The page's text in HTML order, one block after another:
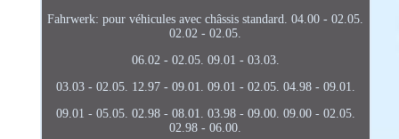
Fahrwerk: pour véhicules avec châssis standard. 04.00 - 02.05.
02.02 - 02.05.
06.02 - 02.05. 09.01 - 03.03.
03.03 - 02.05. 12.97 - 09.01. 09.01 - 02.05. 04.98 - 09.01.
09.01 - 05.05. 02.98 - 08.01. 03.98 - 09.00. 09.00 - 02.05.
02.98 - 06.00.